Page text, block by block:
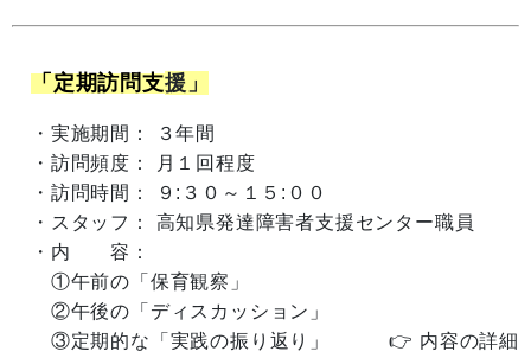
「定期訪問支援」
・実施期間： ３年間
・訪問頻度： 月１回程度
・訪問時間： ９:３０～１５:００
・スタッフ： 高知県発達障害者支援センター職員
・内 容：
①午前の「保育観察」
②午後の「ディスカッション」
③定期的な「実践の振り返り」 👉 内容の詳細